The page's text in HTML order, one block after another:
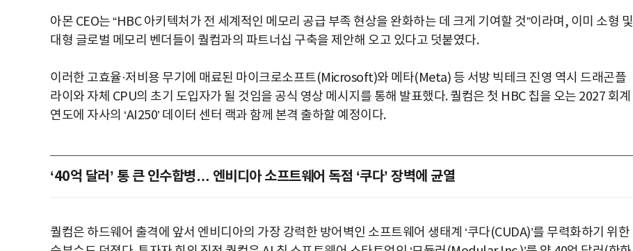
아몬 CEO는 “HBC 아키텍처가 전 세계적인 메모리 공급 부족 현상을 완화하는 데 크게 기여할 것”이라며, 이미 소형 및
대형 글로벌 메모리 벤더들이 퀄컴과의 파트너십 구축을 제안해 오고 있다고 덧붙였다.
이러한 고효율·저비용 무기에 매료된 마이크로소프트(Microsoft)와 메타(Meta) 등 서방 빅테크 진영 역시 드래곤플
라이와 자체 CPU의 초기 도입자가 될 것임을 공식 영상 메시지를 통해 발표했다. 퀄컴은 첫 HBC 칩을 오는 2027 회계
연도에 자사의 ‘AI250’ 데이터 센터 랙과 함께 본격 출하할 예정이다.
‘40억 달러’ 통 큰 인수합병… 엔비디아 소프트웨어 독점 ‘쿠다’ 장벽에 균열
퀄컴은 하드웨어 출격에 앞서 엔비디아의 가장 강력한 방어벽인 소프트웨어 생태계 ‘쿠다(CUDA)’를 무력화하기 위한